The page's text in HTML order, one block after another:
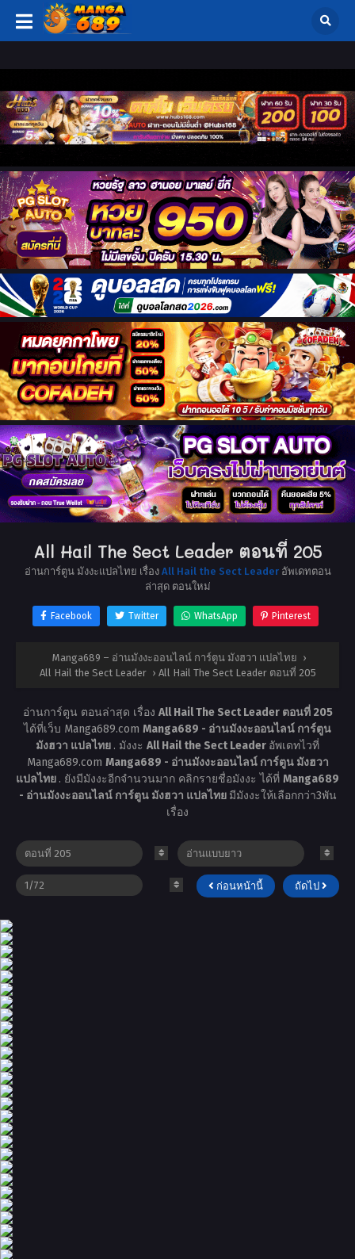
All Hail The Sect Leader ตอนที่ 205
อ่านการ์ตูน มังงะแปลไทย เรื่อง All Hail the Sect Leaderอัพเดทตอน
ล่าสุด ตอนใหม่
Facebook Twitter WhatsApp Pinterest
Manga689 – อ่านมังงะออนไลน์ การ์ตูน มังฮวา แปลไทย ›
All Hail the Sect Leader › All Hail The Sect Leader ตอนที่ 205
อ่านการ์ตูน ตอนล่าสุด เรื่อง All Hail The Sect Leader ตอนที่ 205
ได้ที่เว็บ Manga689.com Manga689 - อ่านมังงะออนไลน์ การ์ตูน
มังฮวา แปลไทย . มังงะ All Hail the Sect Leader อัพเดทไวที่
Manga689.com Manga689 - อ่านมังงะออนไลน์ การ์ตูน มังฮวา
แปลไทย . ยังมีมังงะอีกจำนวนมาก คลิกรายชื่อมังงะ ได้ที่ Manga689
- อ่านมังงะออนไลน์ การ์ตูน มังฮวา แปลไทย มีมังงะให้เลือกกว่า3พัน
เรื่อง
ก่อนหน้านี้ ถัดไป